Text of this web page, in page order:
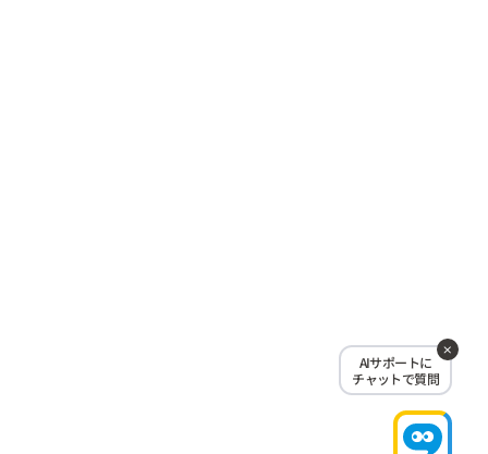
AIサポートに
チャットで質問